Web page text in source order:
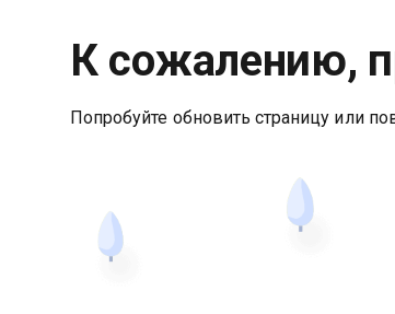
К сожалению,
Попробуйте обновить страницу или